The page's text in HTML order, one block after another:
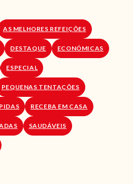
AS MELHORES REFEIÇÕES
DESTAQUE ECONÓMICAS
ESPECIAL
PEQUENAS TENTAÇÕES
RECEBA EM CASA
SAUDÁVEIS